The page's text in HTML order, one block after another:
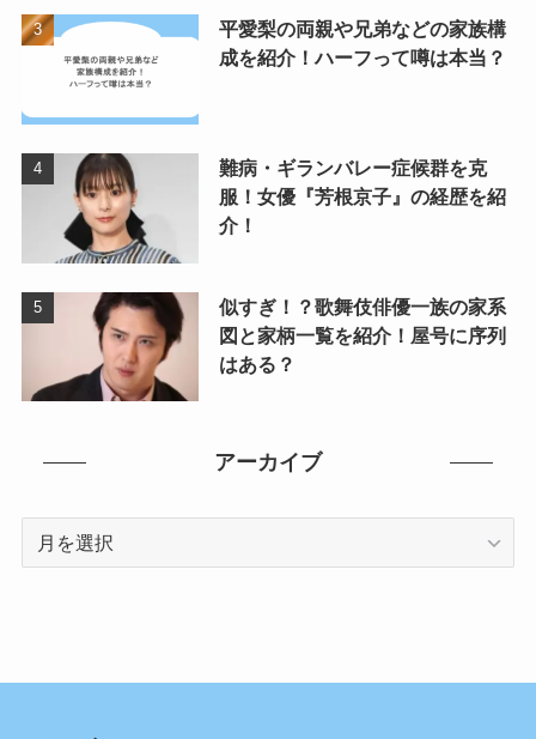
平愛梨の両親や兄弟などの家族構
成を紹介！ハーフって噂は本当？
難病・ギランバレー症候群を克
服！女優『芳根京子』の経歴を紹
介！
似すぎ！？歌舞伎俳優一族の家系
図と家柄一覧を紹介！屋号に序列
はある？
アーカイブ